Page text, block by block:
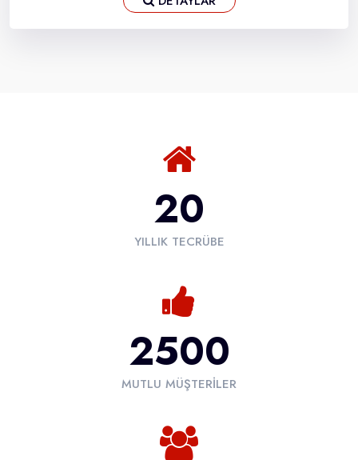
20
YILLIK TECRÜBE
2500
MUTLU MÜŞTERILER